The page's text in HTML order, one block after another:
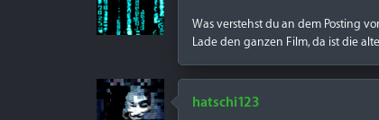
Was verstehst du an dem Posting
Lade den ganzen Film, da ist die
hatschi123